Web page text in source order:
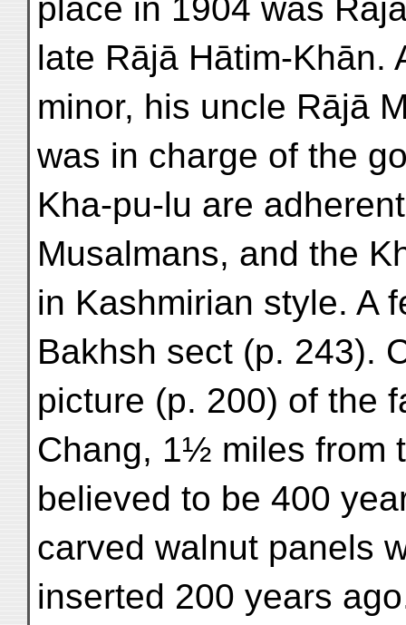
place in 1904 was
late Rājā Hātim-Khān.
minor, his uncle Rājā
was in charge of the
Kha-pu-lu are
Musalmans, and the
in Kashmirian style. A
Bakhsh sect (p. 243).
picture (p. 200) of the
Chang, 1½ miles from
believed to be 400
carved walnut panels
inserted 200 years